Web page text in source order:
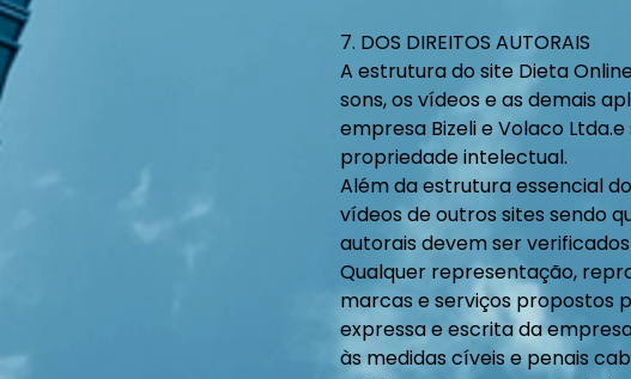
7. DOS DIREITOS AUTORAIS
A estrutura do site Dieta
sons, os vídeos e as demais
empresa Bizeli e Volaco
propriedade intelectual.
Além da estrutura essencial
vídeos de outros sites sendo
autorais devem ser
Qualquer representação,
marcas e serviços propostos
expressa e escrita da
às medidas cíveis e penais